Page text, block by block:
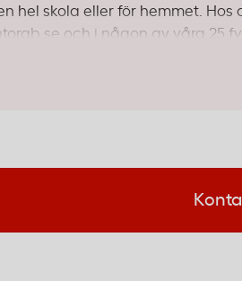
hel skola eller för hemmet.
och i någon av våra 25
för årskursen
Perfekt för de yngsta
årskurs 1-2.